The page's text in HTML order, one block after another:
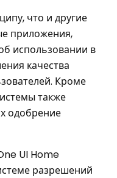
что и другие
приложения,
использовании в
качества
Кроме
также
одобрение
UI Home
разрешений